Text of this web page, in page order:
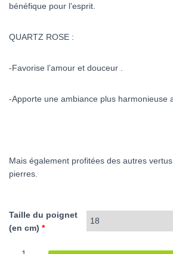
bénéfique pour l’esprit.
QUARTZ ROSE :
-Favorise l’amour et douceur .
-Apporte une ambiance plus harmonieuse
Mais également profitées des autres
pierres.
Taille du poignet
(en cm) *
quantité